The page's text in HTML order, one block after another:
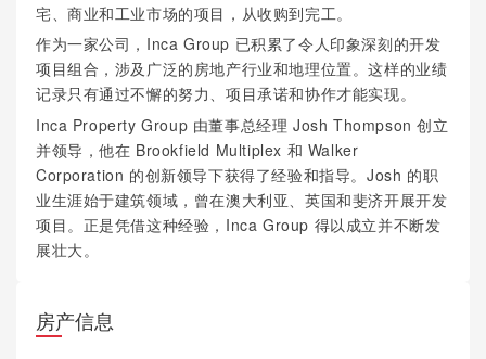
宅、商业和工业市场的项目，从收购到完工。
作为一家公司，Inca Group 已积累了令人印象深刻的开发
项目组合，涉及广泛的房地产行业和地理位置。这样的业绩
记录只有通过不懈的努力、项目承诺和协作才能实现。
Inca Property Group 由董事总经理 Josh Thompson 创立
并领导，他在 Brookfield Multiplex 和 Walker
Corporation 的创新领导下获得了经验和指导。Josh 的职
业生涯始于建筑领域，曾在澳大利亚、英国和斐济开展开发
项目。正是凭借这种经验，Inca Group 得以成立并不断发
展壮大。
房产信息